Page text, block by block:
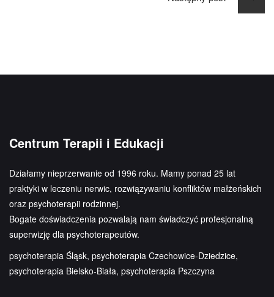
Centrum Terapii i Edukacji
Działamy nieprzerwanie od 1996 roku. Mamy ponad 25 lat
praktyki w leczeniu nerwic, rozwiązywaniu konfliktów małżeńskich
oraz psychoterapii rodzinnej.
Bogate doświadczenia pozwalają nam świadczyć profesjonalną
superwizję dla psychoterapeutów.
psychoterapia Śląsk, psychoterapia Czechowice-Dziedzice,
psychoterapia Bielsko-Biała, psychoterapia Pszczyna